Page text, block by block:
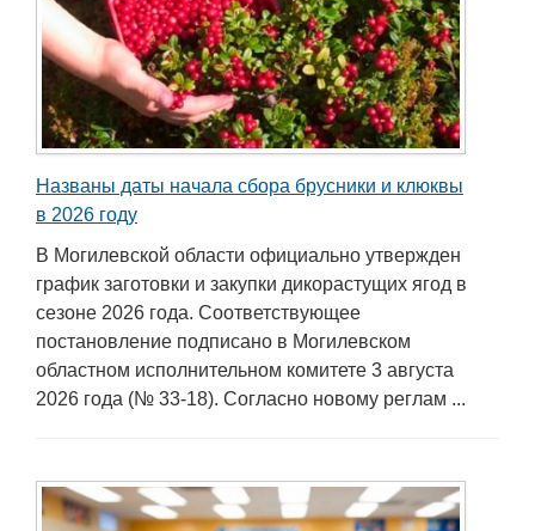
Названы даты начала сбора брусники и клюквы
в 2026 году
В Могилевской области официально утвержден
график заготовки и закупки дикорастущих ягод в
сезоне 2026 года. Соответствующее
постановление подписано в Могилевском
областном исполнительном комитете 3 августа
2026 года (№ 33-18). Согласно новому реглам ...